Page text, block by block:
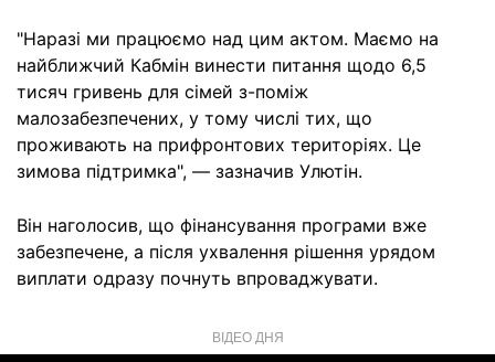
"Наразі ми працюємо над цим актом. Маємо на
найближчий Кабмін винести питання щодо 6,5
тисяч гривень для сімей з-поміж
малозабезпечених, у тому числі тих, що
проживають на прифронтових територіях. Це
зимова підтримка", — зазначив Улютін.
Він наголосив, що фінансування програми вже
забезпечене, а після ухвалення рішення урядом
виплати одразу почнуть впроваджувати.
ВІДЕО ДНЯ